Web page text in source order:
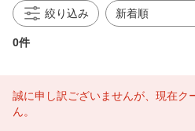
絞り込み
0件
誠に申し訳ございませんが、現在ク
ん。